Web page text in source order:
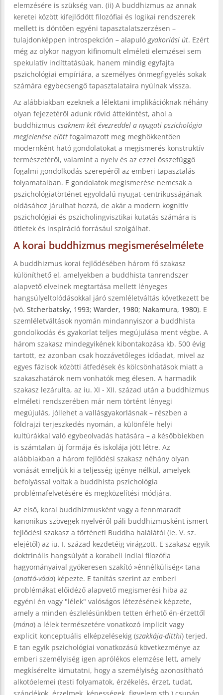
elemzésére is szükség van. (ii) A buddhizmus az annak
keretei között kifejlődött filozófiai és logikai rendszerek
mellett is döntően egyéni tapasztalatszerzésen –
tulajdonképpen introspekción – alapuló gyakorlási út. Ezért
még az olykor nagyon kifinomult elméleti elemzései sem
spekulatív indíttatásúak, hanem mindig egyfajta
pszichológiai empíriára, a személyes önmegfigyelés sokak
számára egybecsengő tapasztalataira nyúlnak vissza.
Az alábbiakban ezeknek a lélektani implikációknak néhány
olyan fejezetéről adunk rövid áttekintést, ahol a
buddhizmus csaknem két évezreddel a nyugati pszichológia
megjelenése előtt fogalmazott meg meghökkentően
modernként ható gondolatokat a megismerés konstruktív
természetéről, valamint a nyelv és az ezzel összefüggő
fogalmi gondolkodás szerepéről az emberi tapasztalás
folyamataiban. E gondolatok megismerése nemcsak a
pszichológiatörténet egyoldalú nyugat-centrikusságának
oldásához járulhat hozzá, de akár a modern kognitív
pszichológiai és pszicholingvisztikai kutatás számára is
ötletek és inspiráció forrásául szolgálhat.
A korai buddhizmus megismeréselmélete
A buddhizmus korai fejlődésében három fő szakasz
különíthető el, amelyekben a buddhista tanrendszer
alapvető elveinek megtartása mellett lényeges
hangsúlyeltolódásokkal járó szemléletváltás következett be
(vö. Stcherbatsky, 1993; Warder, 1980; Nakamura, 1980). E
szemléletváltások nyomán mindannyiszor a buddhista
gondolkodás és gyakorlat teljes megújulása ment végbe. A
három szakasz mindegyikének kibontakozása kb. 500 évig
tartott, ez azonban csak hozzávetőleges időadat, mivel az
egyes fázisok közötti átfedések és kölcsönhatások miatt a
szakaszhatárok nem vonhatók meg élesen. A harmadik
szakasz lezárulta, az iu. XI - XII. század után a buddhizmus
elméleti rendszerében már nem történt lényegi
megújulás, jóllehet a vallásgyakorlásnak – részben a
földrajzi terjeszkedés nyomán, a különféle helyi
kultúrákkal való egybeolvadás hatására – a későbbiekben
is számtalan új formája és iskolája jött létre. Az
alábbiakban a három fejlődési szakasz néhány olyan
vonását emeljük ki a teljesség igénye nélkül, amelyek
befolyással voltak a buddhista pszichológia
problémafelvetésére és megközelítési módjára.
Az első, korai buddhizmusként vagy a fennmaradt
kanonikus szövegek nyelvéről páli buddhizmusként ismert
fejlődési szakasz a történeti Buddha halálától (ie. V. sz.
elejétől) az iu. I. század kezdetéig virágzott. E szakasz egyik
doktrinális hangsúlyát a korabeli indiai filozófia
hagyományaival gyökeresen szakító »énnélküliség« tana
(anattá-váda) képezte. E tanítás szerint az emberi
problémákat előidéző alapvető megismerési hiba az
egyéni én vagy "lélek" valóságos létezésének képzete,
amely a minden észlelésünkben tetten érhető én-érzettől
(mána) a lélek természetére vonatkozó implicit vagy
explicit konceptuális elképzelésekig (szakkája-ditthi) terjed.
E tan egyik pszichológiai vonatkozású következménye az
emberi személyiség igen aprólékos elemzése lett, amely
megkísérelte kimutatni, hogy a személyiség azonosítható
alkotóelemei (testi folyamatok, érzékelés, érzet, tudat,